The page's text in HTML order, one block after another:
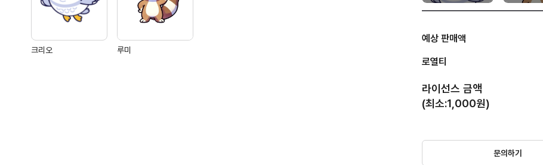
크리오 루미
예상 판매액
로열티
라이선스 금액
(최소:1,000원)
문의하기